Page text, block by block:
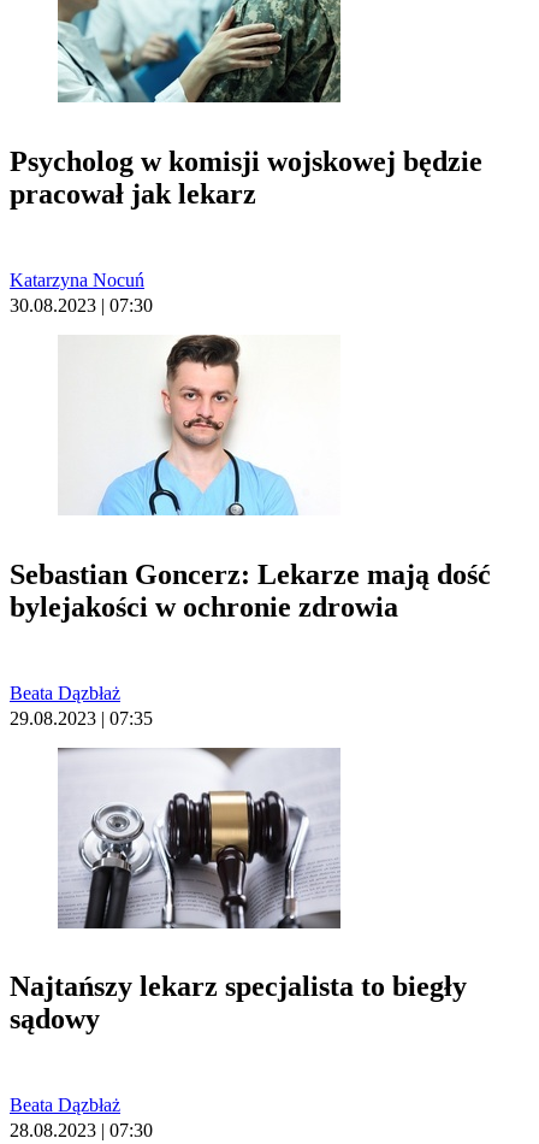
Psycholog w komisji wojskowej będzie
pracował jak lekarz
Katarzyna Nocuń
30.08.2023 | 07:30
Sebastian Goncerz: Lekarze mają dość
bylejakości w ochronie zdrowia
Beata Dązbłaż
29.08.2023 | 07:35
Najtańszy lekarz specjalista to biegły
sądowy
Beata Dązbłaż
28.08.2023 | 07:30